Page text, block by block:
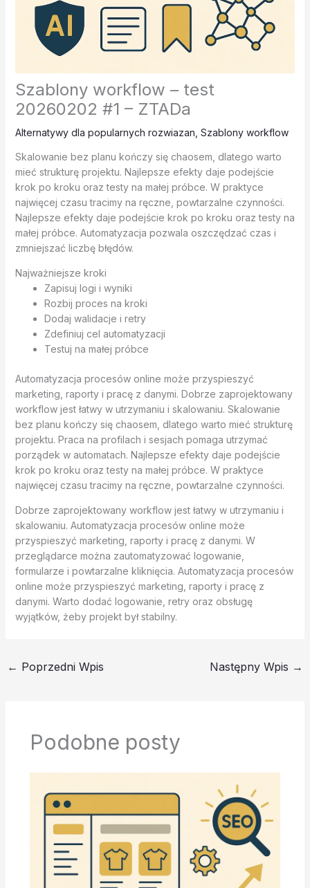
Szablony workflow – test
20260202 #1 – ZTADa
Alternatywy dla popularnych rozwiazan Szablony workflow
Skalowanie bez planu kończy się chaosem, dlatego warto
mieć strukturę projektu. Najlepsze efekty daje podejście
krok po kroku oraz testy na małej próbce. W praktyce
najwięcej czasu tracimy na ręczne, powtarzalne czynności.
Najlepsze efekty daje podejście krok po kroku oraz testy na
małej próbce. Automatyzacja pozwala oszczędzać czas i
zmniejszać liczbę błędów.
Najważniejsze kroki
Zapisuj logi i wyniki
Rozbij proces na kroki
Dodaj walidacje i retry
Zdefiniuj cel automatyzacji
Testuj na małej próbce
Automatyzacja procesów online może przyspieszyć
marketing, raporty i pracę z danymi. Dobrze zaprojektowany
workflow jest łatwy w utrzymaniu i skalowaniu. Skalowanie
bez planu kończy się chaosem, dlatego warto mieć strukturę
projektu. Praca na profilach i sesjach pomaga utrzymać
porządek w automatach. Najlepsze efekty daje podejście
krok po kroku oraz testy na małej próbce. W praktyce
najwięcej czasu tracimy na ręczne, powtarzalne czynności.
Dobrze zaprojektowany workflow jest łatwy w utrzymaniu i
skalowaniu. Automatyzacja procesów online może
przyspieszyć marketing, raporty i pracę z danymi. W
przeglądarce można zautomatyzować logowanie,
formularze i powtarzalne kliknięcia. Automatyzacja procesów
online może przyspieszyć marketing, raporty i pracę z
danymi. Warto dodać logowanie, retry oraz obsługę
wyjątków, żeby projekt był stabilny.
← Poprzedni Wpis Następny Wpis →
Podobne posty